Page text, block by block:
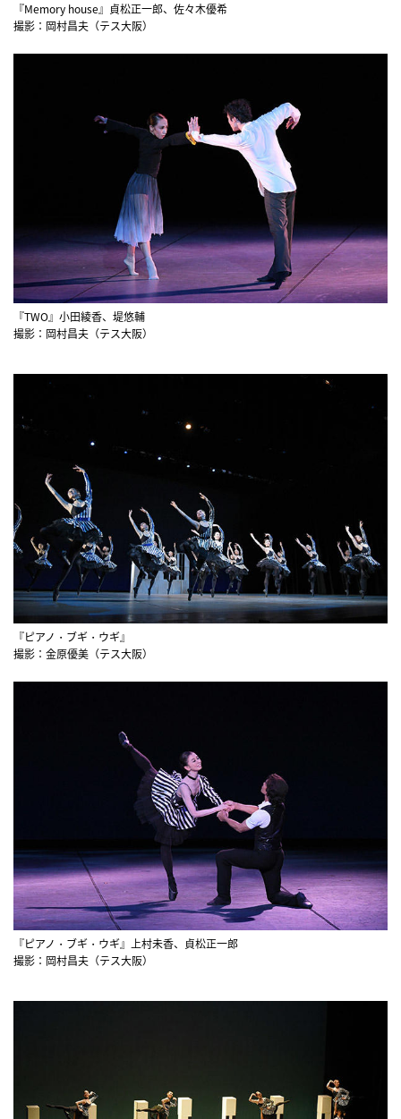
『Memory house』貞松正一郎、佐々木優希
撮影：岡村昌夫（テス大阪）
『TWO』小田綾香、堤悠輔
撮影：岡村昌夫（テス大阪）
『ピアノ・ブギ・ウギ』
撮影：金原優美（テス大阪）
『ピアノ・ブギ・ウギ』上村未香、貞松正一郎
撮影：岡村昌夫（テス大阪）